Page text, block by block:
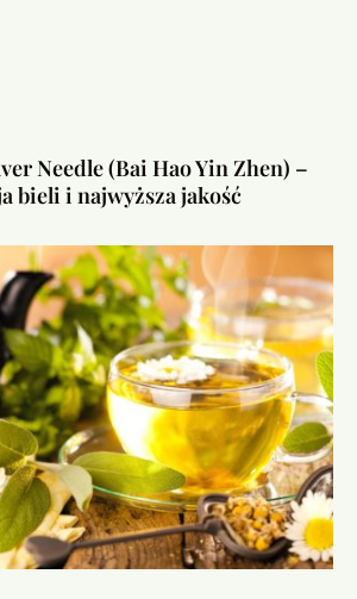
Needle (Bai Hao Yin Zhen) –
bieli i najwyższa jakość